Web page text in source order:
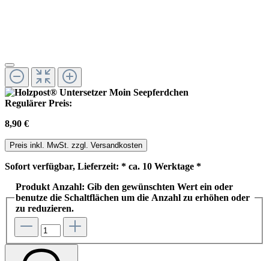
Regulärer Preis:
8,90 €
Preis inkl. MwSt. zzgl. Versandkosten
Sofort verfügbar, Lieferzeit: * ca. 10 Werktage *
Produkt Anzahl: Gib den gewünschten Wert ein oder
benutze die Schaltflächen um die Anzahl zu erhöhen oder
zu reduzieren.